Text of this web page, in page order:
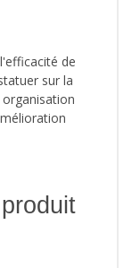
de
sur la